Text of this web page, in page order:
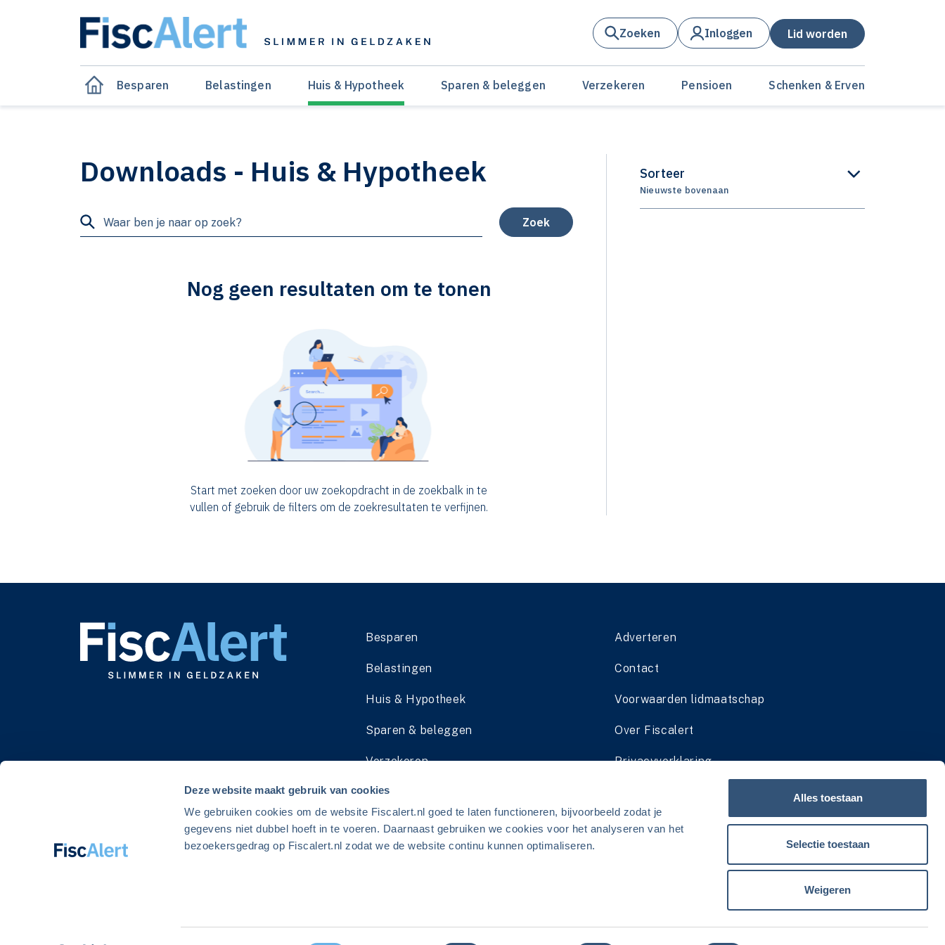
Deze website maakt gebruik van cookies
We gebruiken cookies om de website Fiscalert.nl goed te laten functioneren, bijvoorbeeld zodat je
gegevens niet dubbel hoeft in te voeren. Daarnaast gebruiken we cookies voor het analyseren van het
bezoekersgedrag op Fiscalert.nl zodat we de website continu kunnen optimaliseren.
Alles toestaan
Selectie toestaan
Weigeren
Zoeken Inloggen Lid worden
Besparen Belastingen Huis & Hypotheek Sparen & beleggen Verzekeren Pensioen Schenken & Erven
Downloads - Huis & Hypotheek
Zoek
Nog geen resultaten om te tonen
Start met zoeken door uw zoekopdracht in de zoekbalk in te
vullen of gebruik de filters om de zoekresultaten te verfijnen.
Sorteer
Nieuwste bovenaan
Besparen
Belastingen
Huis & Hypotheek
Sparen & beleggen
Verzekeren
Pensioen
Schenken & Erven
Adverteren
Contact
Voorwaarden lidmaatschap
Over Fiscalert
Privacyverklaring
Adviesservice zomersluiting